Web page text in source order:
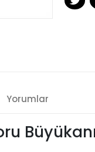
Yorumlar